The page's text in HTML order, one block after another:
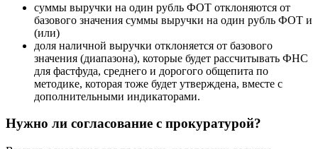
суммы выручки на один рубль ФОТ отклоняются от
базового значения суммы выручки на один рубль ФОТ и
(или)
доля наличной выручки отклоняется от базового
значения (диапазона), которые будет рассчитывать ФНС
для фастфуда, среднего и дорогого общепита по
методике, которая тоже будет утверждена, вместе с
дополнительными индикаторами.
Нужно ли согласование с прокуратурой?